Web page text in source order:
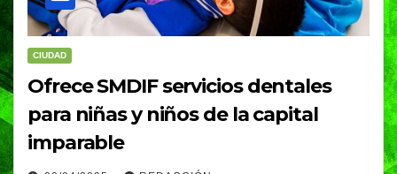
CIUDAD
Ofrece SMDIF servicios dentales
para niñas y niños de la capital
imparable